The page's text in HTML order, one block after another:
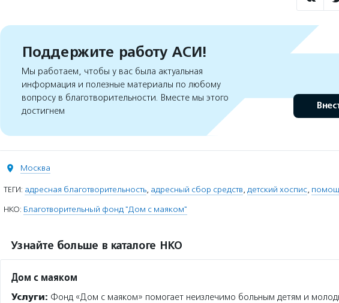
Поддержите работу АСИ!
Мы работаем, чтобы у вас была актуальная
информация и полезные материалы по любому
вопросу в благотворительности. Вместе мы этого
достигнем
Москва
ТЕГИ: адресная благотворительность, адресный сбор средств, детский хоспис,
НКО: Благотворительный фонд "Дом с маяком"
Узнайте больше в каталоге НКО
Дом с маяком
Услуги: Фонд «Дом с маяком» помогает неизлечимо больным детям и